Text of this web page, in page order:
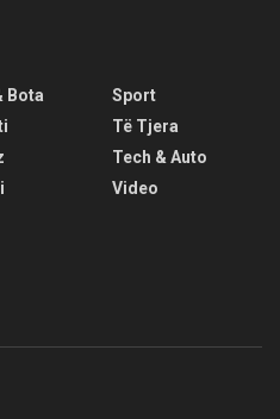
Bota
Sport
Të Tjera
Tech & Auto
Video